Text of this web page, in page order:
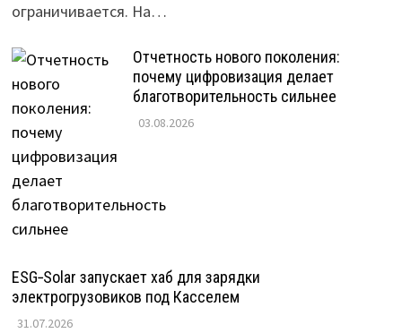
ограничивается. На…
Отчетность нового поколения:
почему цифровизация делает
благотворительность сильнее
03.08.2026
ESG‑Solar запускает хаб для зарядки
электрогрузовиков под Касселем
31.07.2026